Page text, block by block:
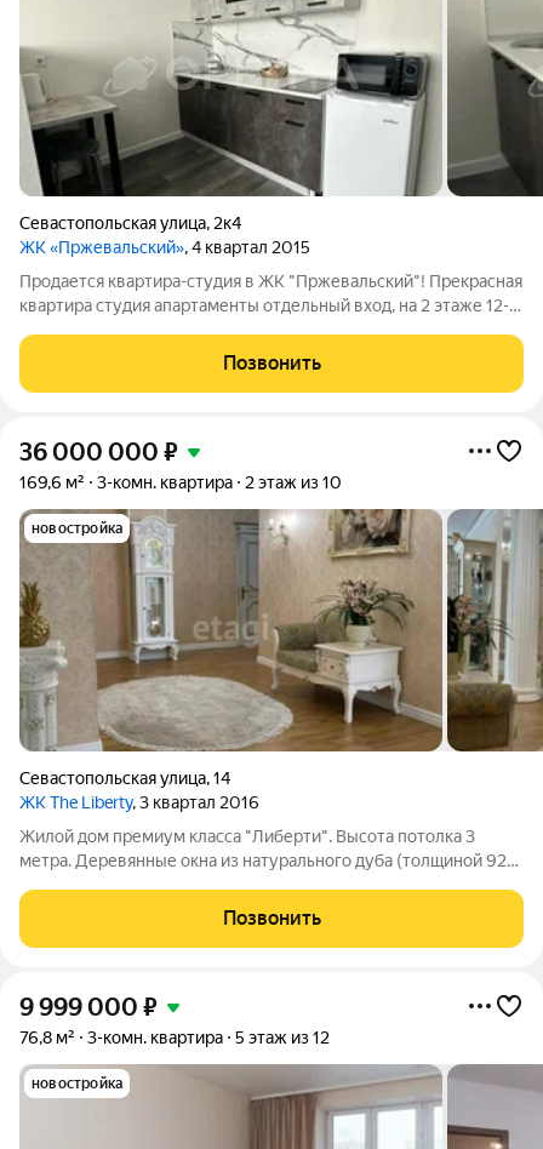
Севастопольская улица, 2к4
ЖК «Пржевальский», 4 квартал 2015
Продается квартира-студия в ЖК "Пржевальский"! Прекрасная
квартира студия апартаменты отдельный вход, на 2 этаже 12-
площадь квартиры 21.6 м. Интерьер выполнен в приятных
тонах, что создаёт
Позвонить
36 000 000 ₽
169,6 м² 3-комн. квартира 2 этаж из 10
новостройка
Севастопольская улица,14
ЖК The Liberty, 3 квартал 2016
Жилой дом премиум класса "Либерти". Высота потолка 3
метра. Деревянные окна из натурального дуба (толщиной 92
Из окон открывается шикарный панорамный вид на парковую
зону, фонтаны на Тульской,
Позвонить
9 999 000 ₽
76,8 м² 3-комн. квартира 5 этаж из 12
новостройка